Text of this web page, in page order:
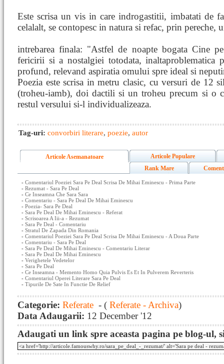
Este scrisa un vis in care indrogastitii, imbatati de
celalalt, se contopesc in natura si refac, prin pereche,
intrebarea finala: "Astfel de noapte bogata Cine
fericirii si a nostalgiei totodata, inaltaproblematica
profund, relevand aspiratia omului spre ideal si
Poezia este scrisa in metru clasic, cu versuri de 12
(troheu-iamb), doi dactili si un troheu precum si o
restul versului si-l individualizeaza.
Tag-uri: convorbiri literare, poezie, autor
Articole Asemanatoare
Articole Populare
Rank Mare
- Comentariul Poeziei Sara Pe Deal Scrisa De Mihai Eminescu - Prima Parte
- Rezumat - Sara Pe Deal
- Ce Inseamna Che Sara Sara
- Comentariu - Sara Pe Deal De Mihai Eminescu
- Poezia- Sara Pe Deal
- Sara Pe Deal De Mihai Eminescu - Referat
- Scrisoarea A Iii-a - Rezumat
- Sara Pe Deal - Comentariu
- Stratul De Zapada Din Romania
- Comentariul Poeziei Sara Pe Deal Scrisa De Mihai Eminescu - A Doua Parte
- Comentariu - Sara Pe Deal
- Sara Pe Deal De Mihai Eminescu - Comentariu Literar
- Sara Pe Deal De Mihai Eminescu
- Verighetele Vedetelor
- Sara Pe Deal
- Ce Inseamna - Memento Homo Quia Pulvis Es Et In Pulverem Reverteris
- Comentariul Operei Literare Sara Pe Deal
- Tipurile De Sate In Functie De Relief
Categorie: Referate - ( Referate - Archiva)
Data Adaugarii: 12 December '12
Adaugati un link spre aceasta pagina pe blog-ul,